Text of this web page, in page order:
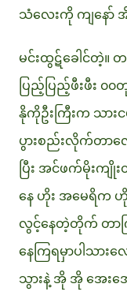
သံလေးကို ကျနော်
မင်းထွဋ်ခေါင်တဲ့။
ပြည့်ပြည့်ဖီးဖီး ၀
နိုကိုဦးကြီးက သား
ပွားစည်းလိုက်တာလ
ပြီး အင်ဖက်မိုးကျို
နေ ဟိုး အမေရိက
လွင့်နေတဲ့တိုက် တာက
နေကြရမှာပါသား
သွားနဲ့ အို အို အေး